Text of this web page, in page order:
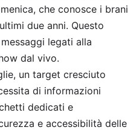
che conosce i brani
due anni. Questo
legati alla
dal vivo.
un target cresciuto
di informazioni
dedicati e
e accessibilità delle